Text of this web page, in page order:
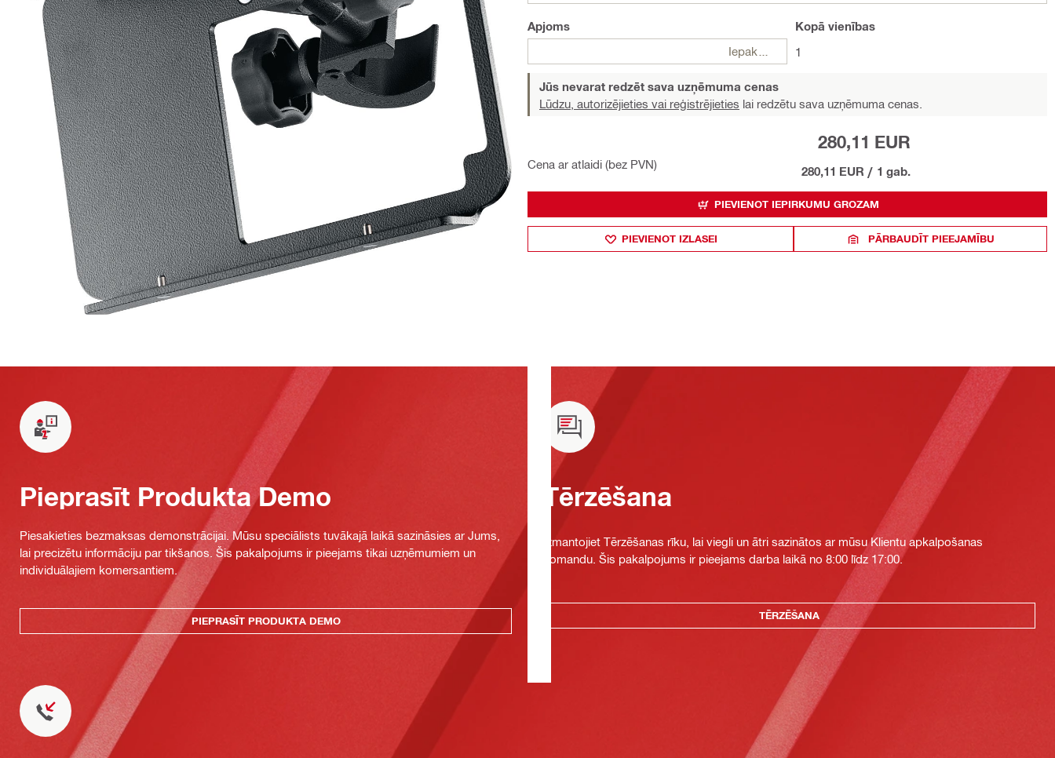
Apjoms
Iepakojumi
Kopā vienības
1
Jūs nevarat redzēt sava uzņēmuma cenas
Lūdzu, autorizējieties vai reģistrējieties lai redzētu sava uzņēmuma cenas.
Cena ar atlaidi (bez PVN)
280,11 EUR
280,11 EUR / 1 gab.
PIEVIENOT IEPIRKUMU GROZAM
PIEVIENOT IZLASEI PĀRBAUDĪT PIEEJAMĪBU
Pieprasīt Produkta Demo
Piesakieties bezmaksas demonstrācijai. Mūsu speciālists tuvākajā laikā sazināsies ar Jums,
lai precizētu informāciju par tikšanos. Šis pakalpojums ir pieejams tikai uzņēmumiem un
individuālajiem komersantiem.
PIEPRASĪT PRODUKTA DEMO
Tērzēšana
Izmantojiet Tērzēšanas rīku, lai viegli un ātri sazinātos ar mūsu Klientu apkalpošanas
komandu. Šis pakalpojums ir pieejams darba laikā no 8:00 līdz 17:00.
TĒRZĒŠANA